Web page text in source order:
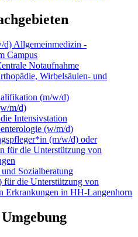
d) Allgemeinmedizin -
Campus
Notaufnahme
Wirbelsäulen- und
(m/w/d)
m/d)
Intensivstation
(w/m/d)
(m/w/d) oder
für die Unterstützung von
Sozialberatung
die Unterstützung von
Erkrankungen in HH-Langenhorn